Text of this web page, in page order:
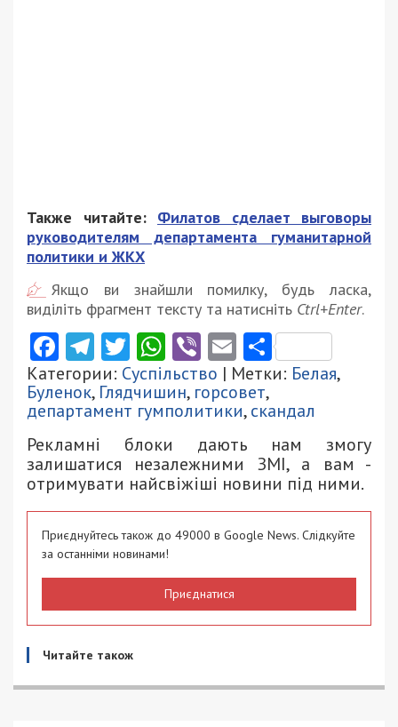
Также читайте: Филатов сделает выговоры
руководителям департамента гуманитарной
политики и ЖКХ
Якщо ви знайшли помилку, будь ласка,
виділіть фрагмент тексту та натисніть Ctrl+Enter.
Facebook
Telegram
Twitter
WhatsApp
ViberEmail
Категории: Суспільство | Метки: Белая,
Буленок, Глядчишин, горсовет,
департамент гумполитики,скандал
Рекламні блоки дають нам змогу
залишатися незалежними ЗМІ, а вам -
отримувати найсвіжіші новини під ними.
Приєднуйтесь також до 49000 в Google News. Слідкуйте
за останніми новинами!
Приєднатися
Читайте також